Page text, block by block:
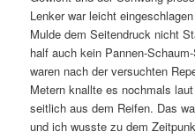
Lenker war leicht
Mulde dem Seitendruck nicht
half auch kein Pannen-
waren nach der versuchten
Metern knallte es nochmals
seitlich aus dem Reifen. Das
und ich wusste zu dem